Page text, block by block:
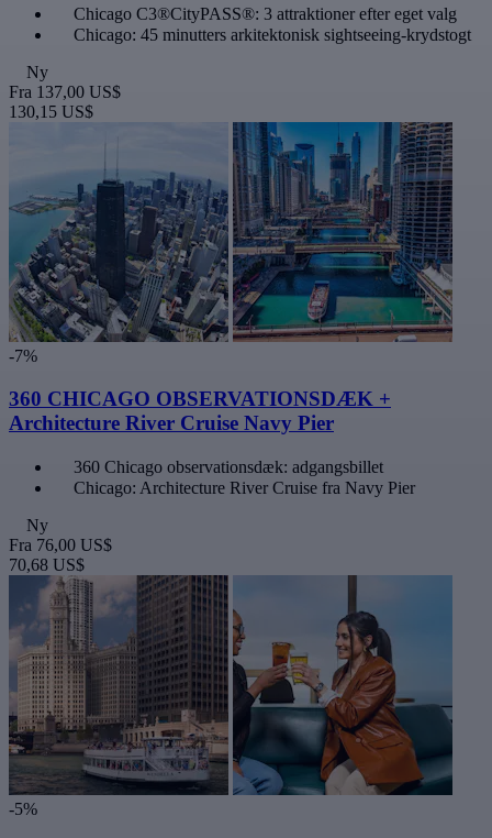
Chicago C3®CityPASS®: 3 attraktioner efter eget valg
Chicago: 45 minutters arkitektonisk sightseeing-krydstogt
Ny
Fra 137,00 US$
130,15 US$
-7%
360 CHICAGO OBSERVATIONSDÆK +
Architecture River Cruise Navy Pier
360 Chicago observationsdæk: adgangsbillet
Chicago: Architecture River Cruise fra Navy Pier
Ny
Fra 76,00 US$
70,68 US$
-5%